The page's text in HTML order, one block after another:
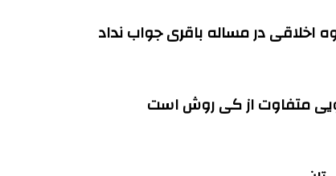
در مساله باقری جواب نداد
متفاوت از کی روش است